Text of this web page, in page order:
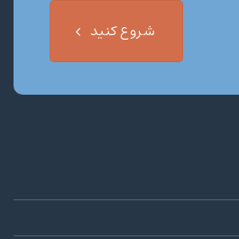
شروع کنید